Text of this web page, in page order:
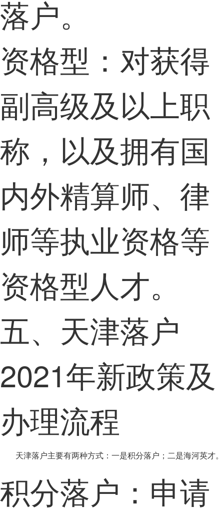
落户。
资格型：对获得
副高级及以上职
称，以及拥有国
内外精算师、律
师等执业资格等
资格型人才。
五、天津落户
2021年新政策及
办理流程
天津落户主要有两种方式：一是积分落户；二是海河英才。
积分落户：申请